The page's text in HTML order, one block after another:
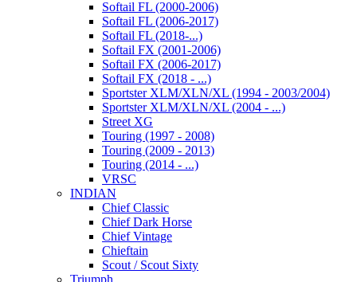
Softail FL (2000-2006)
Softail FL (2006-2017)
Softail FL (2018-...)
Softail FX (2001-2006)
Softail FX (2006-2017)
Softail FX (2018 - ...)
Sportster XLM/XLN/XL (1994 - 2003/2004)
Sportster XLM/XLN/XL (2004 - ...)
Street XG
Touring (1997 - 2008)
Touring (2009 - 2013)
Touring (2014 - ...)
VRSC
INDIAN
Chief Classic
Chief Dark Horse
Chief Vintage
Chieftain
Scout / Scout Sixty
Triumph